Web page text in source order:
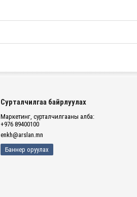
Сурталчилгаа байрлуулах
Маркетинг, сурталчилгааны алба:
+976 89400100
enkh@arslan.mn
Баннер оруулах